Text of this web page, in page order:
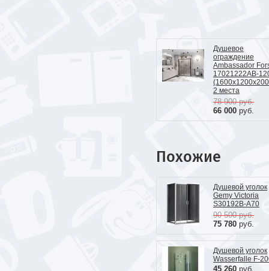
Душевое
ограждение
Ambassador
17021222AB-
2 места
78 900руб.
66 000 руб.
Похожие
Душевой уголок
Gemy Victoria
S30192B-A70
90 500руб.
75 780 руб.
Душевой уголок
Wasserfalle F-
45 260 руб.